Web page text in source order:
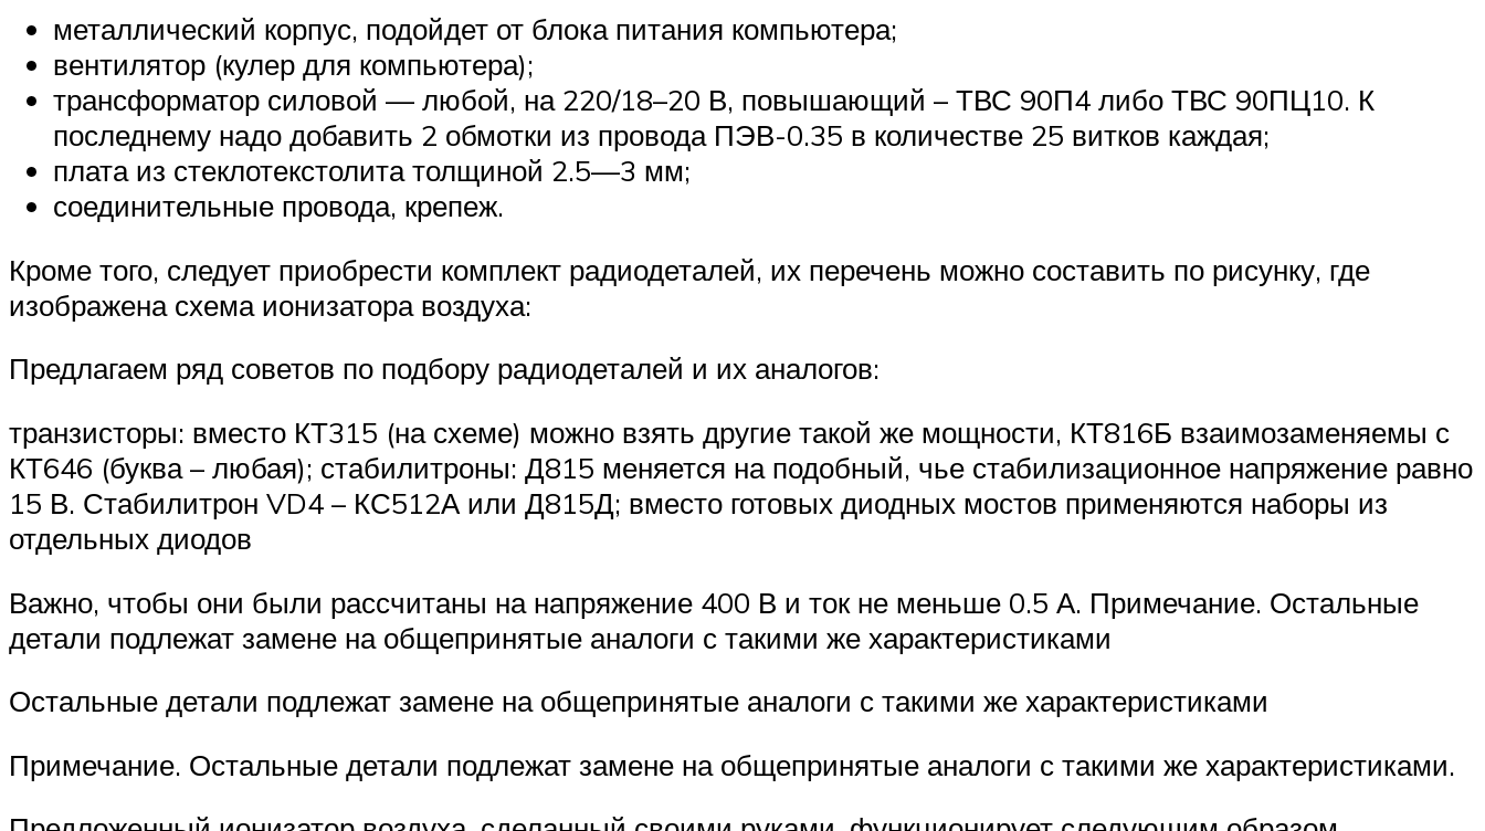
металлический корпус, подойдет от блока питания компьютера;
вентилятор (кулер для компьютера);
трансформатор силовой — любой, на 220/18–20 В, повышающий – ТВС 90П4 либо ТВС 90ПЦ10. К
последнему надо добавить 2 обмотки из провода ПЭВ-0.35 в количестве 25 витков каждая;
плата из стеклотекстолита толщиной 2.5—3 мм;
соединительные провода, крепеж.
Кроме того, следует приобрести комплект радиодеталей, их перечень можно составить по рисунку, где
изображена схема ионизатора воздуха:
Предлагаем ряд советов по подбору радиодеталей и их аналогов:
транзисторы: вместо КТ315 (на схеме) можно взять другие такой же мощности, КТ816Б взаимозаменяемы с
КТ646 (буква – любая); стабилитроны: Д815 меняется на подобный, чье стабилизационное напряжение равно
15 В. Стабилитрон VD4 – КС512А или Д815Д; вместо готовых диодных мостов применяются наборы из
отдельных диодов
Важно, чтобы они были рассчитаны на напряжение 400 В и ток не меньше 0.5 А. Примечание. Остальные
детали подлежат замене на общепринятые аналоги с такими же характеристиками
Остальные детали подлежат замене на общепринятые аналоги с такими же характеристиками
Примечание. Остальные детали подлежат замене на общепринятые аналоги с такими же характеристиками.